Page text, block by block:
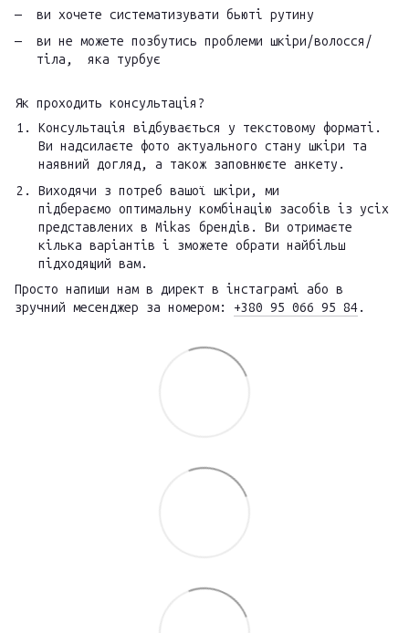
ви хочете систематизувати бьюті рутину
ви не можете позбутись проблеми шкіри/волосся/
тіла, яка турбує
Як проходить консультація?
Консультація відбувається у текстовому форматі.
Ви надсилаєте фото актуального стану шкіри та
наявний догляд, а також заповнюєте анкету.
Виходячи з потреб вашої шкіри, ми
підбераємо оптимальну комбінацію засобів із усіх
представлених в Mikas брендів. Ви отримаєте
кілька варіантів і зможете обрати найбільш
підходящий вам.
Просто напиши нам в директ в інстаграмі або в
зручний месенджер за номером: +380 95 066 95 84.